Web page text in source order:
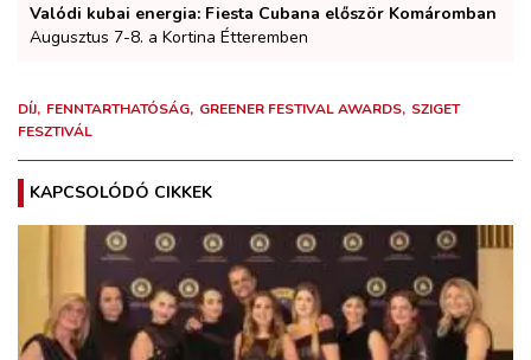
Valódi kubai energia: Fiesta Cubana először Komáromban
Augusztus 7-8. a Kortina Étteremben
DÍJ FENNTARTHATÓSÁG GREENER FESTIVAL AWARDS SZIGET
FESZTIVÁL
KAPCSOLÓDÓ CIKKEK